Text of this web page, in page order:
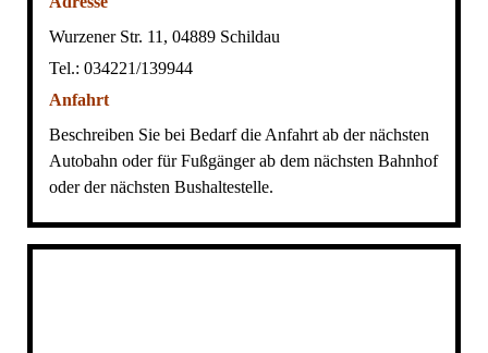
Wurzener Str. 11, 04889 Schildau
Tel.: 034221/139944
Anfahrt
Beschreiben Sie bei Bedarf die Anfahrt ab der nächsten
Autobahn oder für Fußgänger ab dem nächsten Bahnhof
oder der nächsten Bushaltestelle.